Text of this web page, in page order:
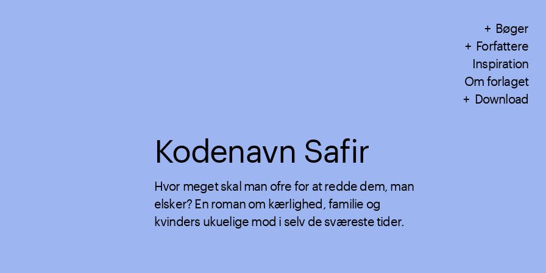
Bøger
Forfattere
Inspiration
Om forlaget
Download
Kodenavn Safir
Hvor meget skal man ofre for at redde dem, man
elsker? En roman om kærlighed, familie og
kvinders ukuelige mod i selv de sværeste tider.